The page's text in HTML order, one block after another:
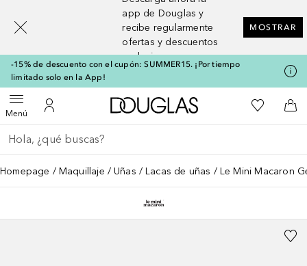
app de Douglas y
recibe regularmente
ofertas y descuentos
exclusivos
MOSTRAR
-15% de descuento con el cupón: SUMMER15. ¡Por tiempo
limitado solo en la App!
MenúAbrir menúMi cuenta
A Douglas HomeMi lista de
A
Regresar
Ejecutar búsqueda
Homepage Maquillaje Uñas Lacas de uñas Le Mini Macaron
[navigation.slideout.screenreader]